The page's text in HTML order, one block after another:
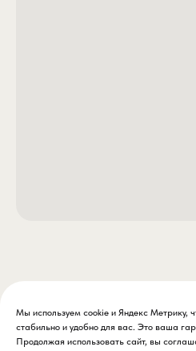
Мы используем cookie и Яндекс Метрику,
стабильно и удобно для вас. Это ваша
Продолжая использовать сайт, вы